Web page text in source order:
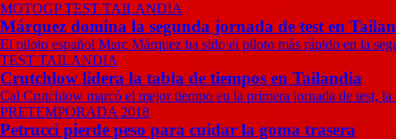
MOTOGP TEST TAILANDIA
Márquez domina la segunda jornada de test en
El piloto español Marc Márquez ha sido el piloto más rápido en la
TEST TAILANDIA
Crutchlow lidera la tabla de tiempos en Tailandia
Cal Crutchlow marcó el mejor tiempo en la primera jornada de test,
PRETEMPORADA 2018
Petrucci pierde peso para cuidar la goma trasera